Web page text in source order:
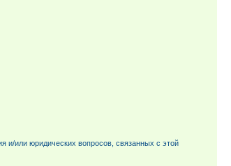
и/или юридических вопросов, связанных с этой